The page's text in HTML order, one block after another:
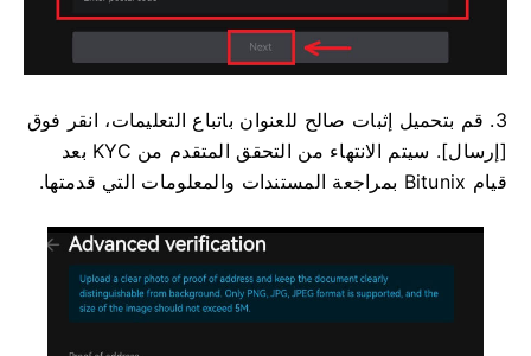
3. قم بتحميل إثبات صالح للعنوان باتباع التعليمات، انقر فوق
[إرسال].
سيتم الانتهاء من التحقق المتقدم من KYC بعد
قيام Bitunix بمراجعة المستندات والمعلومات التي قدمتها.